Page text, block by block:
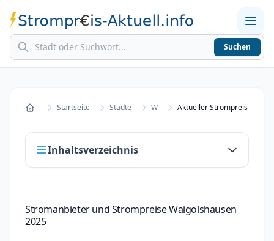
Home
Stromkosten berechnen
Suchen
StartseiteStartseite Städte W
Inhaltsverzeichnis
Waigolshausen 2025
Stromanbieter und Strompreise Waigolshausen
2025